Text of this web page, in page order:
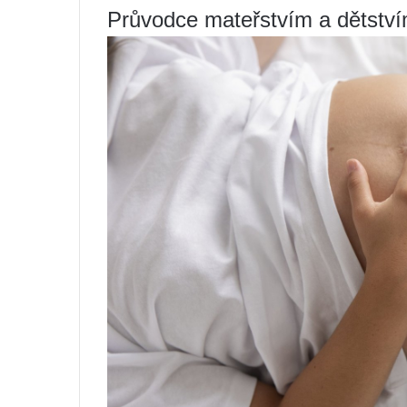
Průvodce mateřstvím a